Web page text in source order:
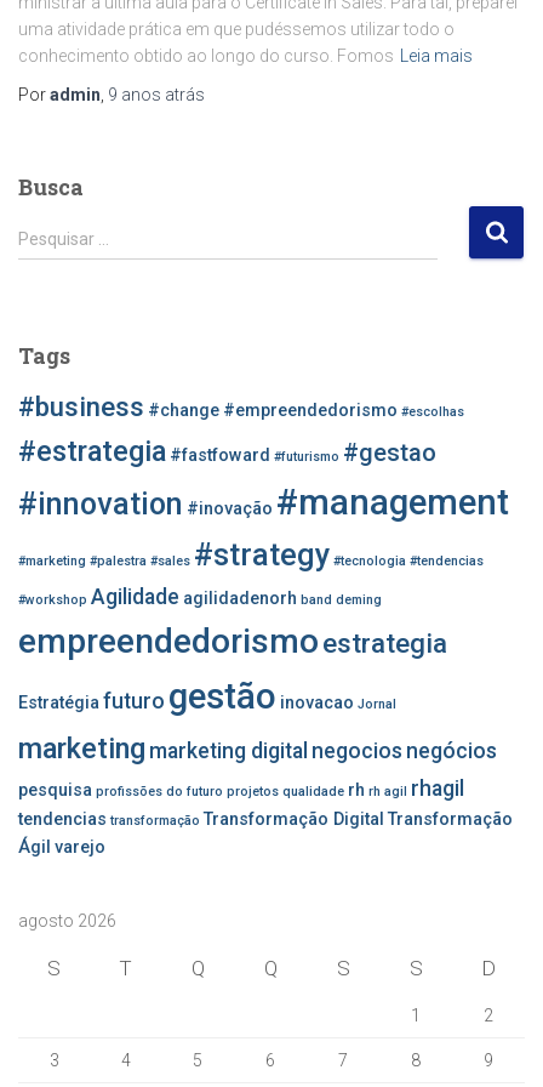
uma atividade prática em que pudéssemos utilizar todo o
conhecimento obtido ao longo do curso. Fomos
Leia mais
Poradmin 9 anos atrás
Busca
P
e
a
r
o
Pesquisar …
Tags
#business #change #empreendedorismo #escolhas
#estrategia #fastfoward #futurismo #gestao
#innovation #inovação #management
#marketing #palestra #sales #strategy #tecnologia #tendencias
#workshop Agilidade agilidadenorh band deming
empreendedorismoestrategia
Estratégiafuturo gestão inovacao Jornal
marketing marketing digital negocios negócios
pesquisa profissões do futuro projetos qualidade rh rh agil rhagil
tendencias transformação Transformação Digital Transformação
Ágil varejo
agosto 2026
S T Q Q S S D
1 2
3 4 5 6 7 8 9